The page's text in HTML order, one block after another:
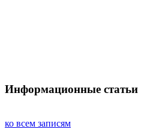
Информационные статьи
ко всем записям